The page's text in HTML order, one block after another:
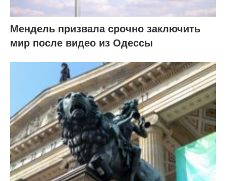
Мендель призвала срочно заключить
мир после видео из Одессы